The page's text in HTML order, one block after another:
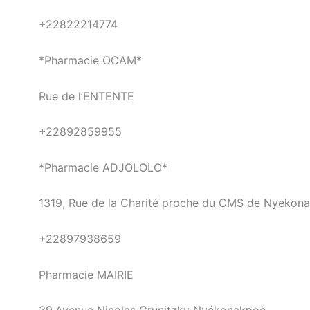
+22822214774
*Pharmacie OCAM*
Rue de l’ENTENTE
+22892859955
*Pharmacie ADJOLOLO*
1319, Rue de la Charité proche du CMS de
+22897938659
Pharmacie MAIRIE